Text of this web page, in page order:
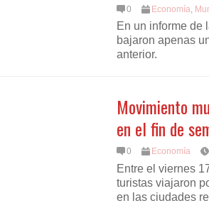
0 Economía,
En un informe de
bajaron apenas
anterior.
Movimiento
en el fin de
0 Economía
Entre el viernes
turistas viajaron
en las ciudades